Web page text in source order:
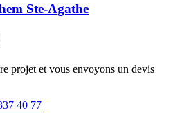
Ste-Agathe
projet et vous envoyons un devis
40 77